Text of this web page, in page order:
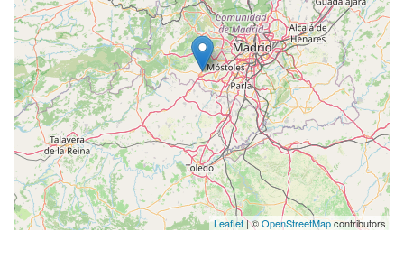
Leaflet| ©OpenStreetMapcontributors